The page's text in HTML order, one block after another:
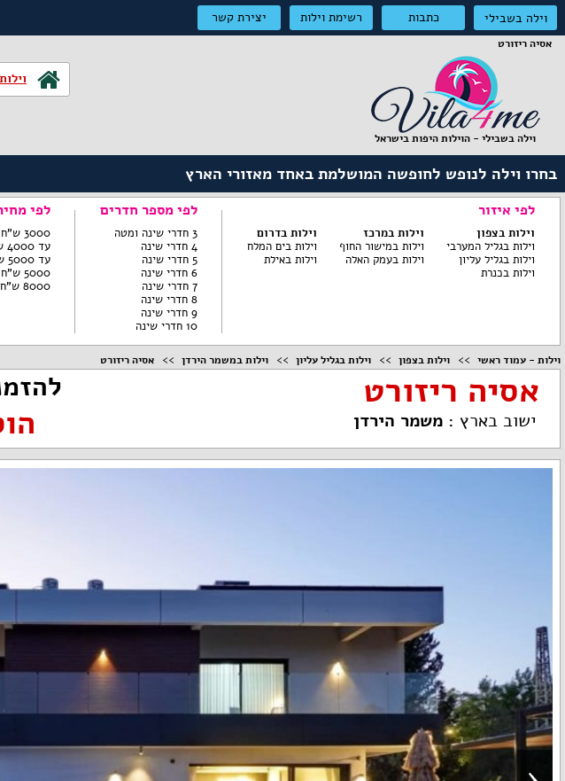
וילה בשבילי כתבות רשימת וילות יצירת קשר
אסיה ריזורט
וילה בשבילי - הוילות היפות בישראל
בחרו וילה לנופש לחופשה המושלמת באחד מאזורי הארץ
לפי איזור
וילות בצפון
וילות בגליל המערבי
וילות בגליל עליון
וילות בכנרת
וילות במרכז
וילות במישור החוף
וילות בעמק האלה
וילות בדרום
וילות בים המלח
וילות באילת
לפי מספר חדרים
3 חדרי שינה ומטה
4 חדרי שינה
5 חדרי שינה
6 חדרי שינה
7 חדרי שינה
8 חדרי שינה
9 חדרי שינה
10 חדרי שינה
לפי
3000 ש"ח ומטה ללילה
עד 4000 ש"ח ללילה
עד 5000 ש"ח ללילה
5000 ש"ח ומעלה ללילה
8000 ש"ח ומעלה ללילה
וילות - עמוד ראשי וילות בצפון וילות בגליל עליון וילות במשמר הירדן אסיה ריזורט
אסיה ריזורט
ישוב בארץ : משמר הירדן